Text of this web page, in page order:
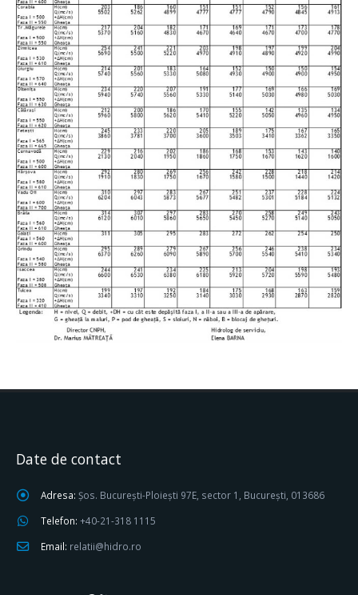
Date de contact
Adresa: Șos. București-Ploiești 97E, sector 1, București, 013686
Telefon: +40-21-318 1115
Email: relatii@hidro.ro